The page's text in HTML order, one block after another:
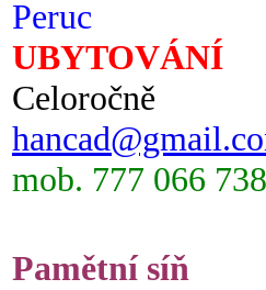
Peruc
UBYTOVÁNÍ
Celoročně
mob. 777 066 738
Pamětní síň